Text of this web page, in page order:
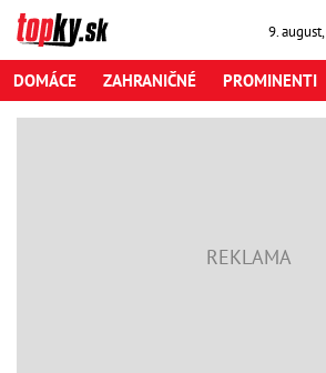
9. august,
DOMÁCE ZAHRANIČNÉ PROMINENTI